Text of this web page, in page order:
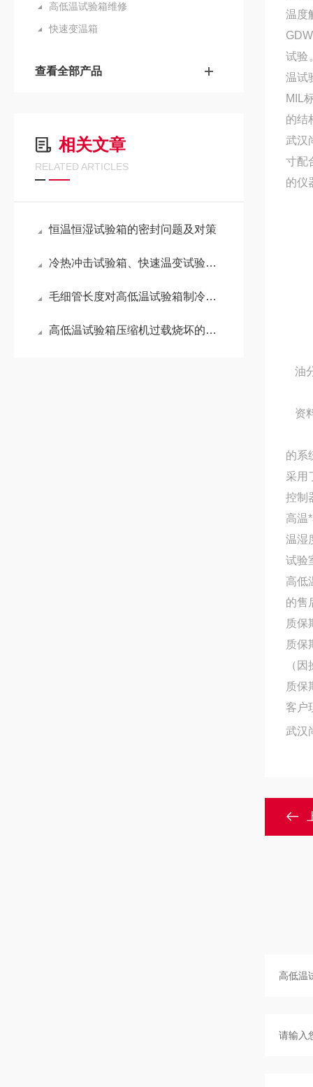
高低温试验箱维修
快速变温箱
查看全部产品
相关文章
RELATED ARTICLES
恒温恒湿试验箱的密封问题及对策
冷热冲击试验箱、快速温变试验箱和高低温试验箱的区别
毛细管长度对高低温试验箱制冷系统参数的五大影响
高低温试验箱压缩机过载烧坏的原因分析
温度
试验
温试
MIL
的结
武汉
寸配
的仪
油
资
的系
采用
控制
高温
温湿
试验
高低
的售
质保
质保
（
质保
客户
武汉